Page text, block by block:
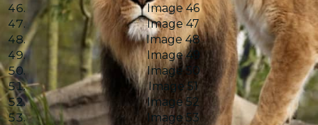
Image 46
Image 47
Image 48
Image 49
Image 50
Image 51
Image 52
Image 53